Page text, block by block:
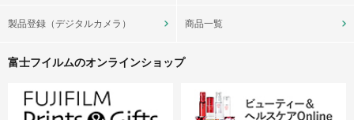
製品登録（デジタルカメラ） 商品一覧
富士フイルムのオンラインショップ